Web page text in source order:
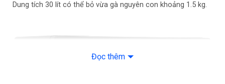
– Thực đơn nấu tự động
Dung tích 30 lít có thể bỏ vừa gà nguyên con khoảng 1.5 kg.
Đọc thêm